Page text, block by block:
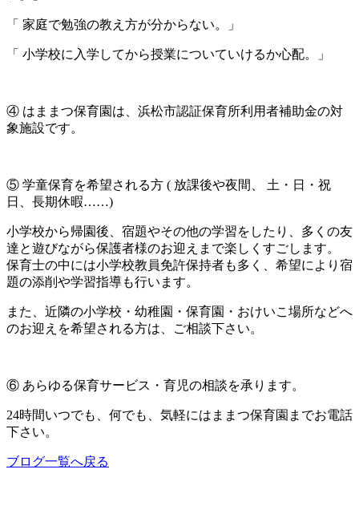
「 家庭で勉強の教え方が分からない。」
「 小学校に入学してから授業についていけるか心配。」
④ はままつ保育園は、浜松市認証保育所利用者補助金の対
象施設です。
⑤ 学童保育を希望される方 ( 放課後や夜間、 土・日・祝
日、長期休暇……)
小学校から帰園後、宿題やその他の学習をしたり、多くの友
達と遊びながら保護者様のお迎えまで楽しくすごします。
保育士の中には小学校教員免許保持者も多く、希望により宿
題の添削や学習指導も行います。
また、近隣の小学校・幼稚園・保育園・おけいこ場所などへ
のお迎えを希望される方は、ご相談下さい。
⑥ あらゆる保育サービス・育児の相談を承ります。
24時間いつでも、何でも、気軽にはままつ保育園までお電話
下さい。
ブログ一覧へ戻る